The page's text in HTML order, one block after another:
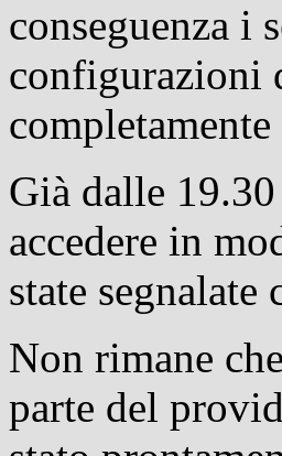
conseguenza i
configurazioni
Già dalle
accedere in
state segnalate
Non rimane
parte del